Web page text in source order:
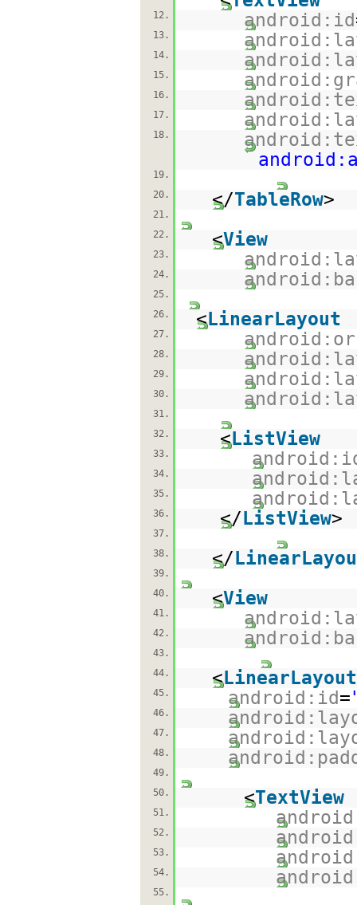
12. android:id
13.
14.
15.
16.
17.
18.
19.
20.
</TableRow>
21.
22.
<View
23.
24.
25.
26.
<LinearLayout
27.
28.
29.
30.
31.
32.
<ListView
33.
34.
35.
36. </ListView>
37.
38.
</
39.
40.
<View
41.
42.
43.
44.
<LinearLayout
45. android:id=
46.
47.
48.
49.
50.
<TextView
51.
52.
53.
54.
55.